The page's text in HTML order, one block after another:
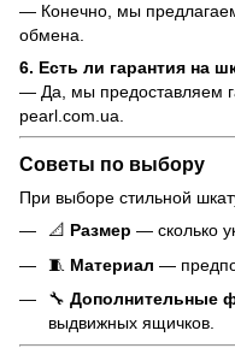
— Конечно, мы
обмена.
6. Есть ли гарантия на
— Да, мы предоставляем
pearl.com.ua.
Советы по выбору
При выборе стильной
📐 Размер — сколько
🧵 Материал —
🔧 Дополнительные
выдвижных ящичков.